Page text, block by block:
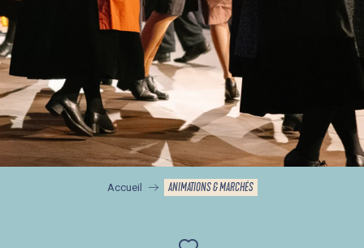
Accueil ANIMATIONS & MARCHÉS